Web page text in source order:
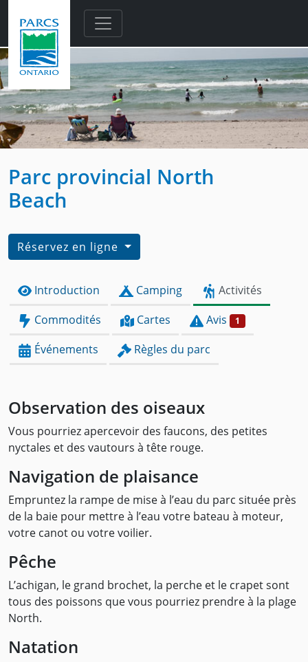
Skip to main content
Parc provincial North
Beach
Réservez en ligne
Introduction Camping
Activités
Commodités
Cartes Avis 1
Événements Règles du parc
Observation des oiseaux
Vous pourriez apercevoir des faucons, des petites
nyctales et des vautours à tête rouge.
Navigation de plaisance
Empruntez la rampe de mise à l’eau du parc située près
de la baie pour mettre à l’eau votre bateau à moteur,
votre canot ou votre voilier.
Pêche
L’achigan, le grand brochet, la perche et le crapet sont
tous des poissons que vous pourriez prendre à la plage
North.
Natation